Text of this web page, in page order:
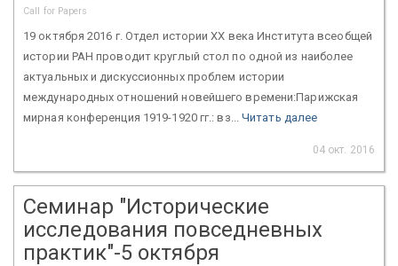
Call for Papers
19 октября 2016 г. Отдел истории ХХ века Института всеобщей
истории РАН проводит круглый стол по одной из наиболее
актуальных и дискуссионных проблем истории
международных отношений новейшего времени:Парижская
мирная конференция 1919-1920 гг.: вз... Читать далее
04 окт. 2016
Семинар "Исторические
исследования повседневных
практик"-5 октября